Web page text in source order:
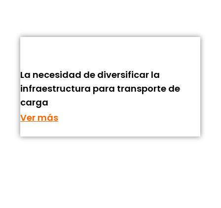
La necesidad de diversificar la
infraestructura para transporte de
carga
Ver más